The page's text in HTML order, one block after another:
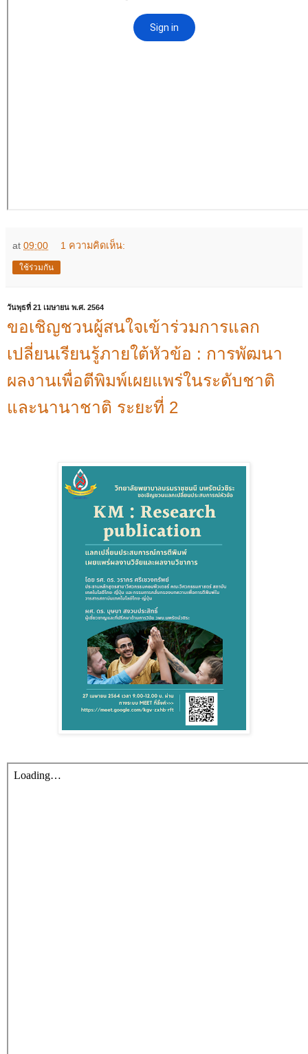
at 09:00 1 ความคิดเห็น:
ใช้ร่วมกัน
วันพุธที่ 21 เมษายน พ.ศ. 2564
ขอเชิญชวนผู้สนใจเข้าร่วมการแลก
เปลี่ยนเรียนรู้ภายใต้หัวข้อ : การพัฒนา
ผลงานเพื่อตีพิมพ์เผยแพร่ในระดับชาติ
และนานาชาติ ระยะที่ 2